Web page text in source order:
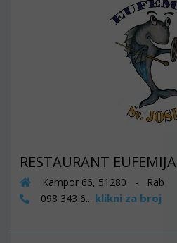
RESTAURANT EUFEMIJA
Kampor 66, 51280 - Rab
098 343 6... klikni za broj